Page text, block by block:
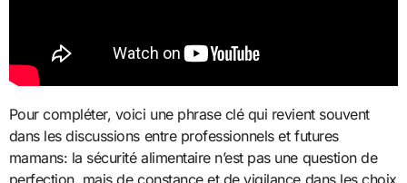
Pour compléter, voici une phrase clé qui revient souvent
dans les discussions entre professionnels et futures
mamans: la sécurité alimentaire n’est pas une question de
perfection, mais de constance et de vigilance dans les choix